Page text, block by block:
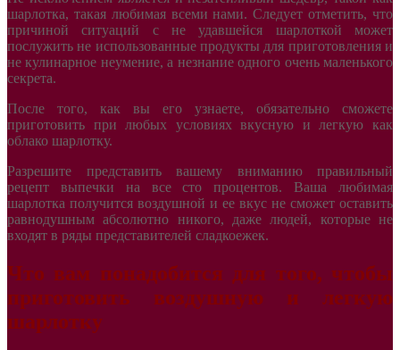
шарлотка, такая любимая всеми нами. Следует отметить, что
причиной ситуаций с не удавшейся шарлоткой может
послужить не использованные продукты для приготовления и
не кулинарное неумение, а незнание одного очень маленького
секрета.
После того, как вы его узнаете, обязательно сможете
приготовить при любых условиях вкусную и легкую как
облако шарлотку.
Разрешите представить вашему вниманию правильный
рецепт выпечки на все сто процентов. Ваша любимая
шарлотка получится воздушной и ее вкус не сможет оставить
равнодушным абсолютно никого, даже людей, которые не
входят в ряды представителей сладкоежек.
Что вам понадобится для того, чтобы
приготовить воздушную и легкую
шарлотку